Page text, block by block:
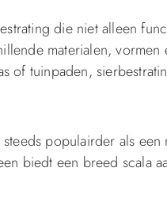
die niet alleen
materialen,
of tuinpaden,
populairder als
biedt een breed